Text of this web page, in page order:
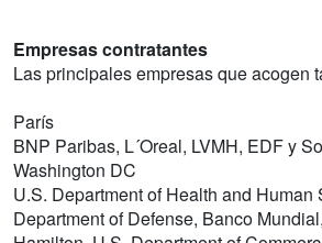
Empresas contratantes
Las principales empresas que acogen
París
BNP Paribas, L´Oreal, LVMH, EDF y
Washington DC
U.S. Department of Health and Human
Department of Defense, Banco